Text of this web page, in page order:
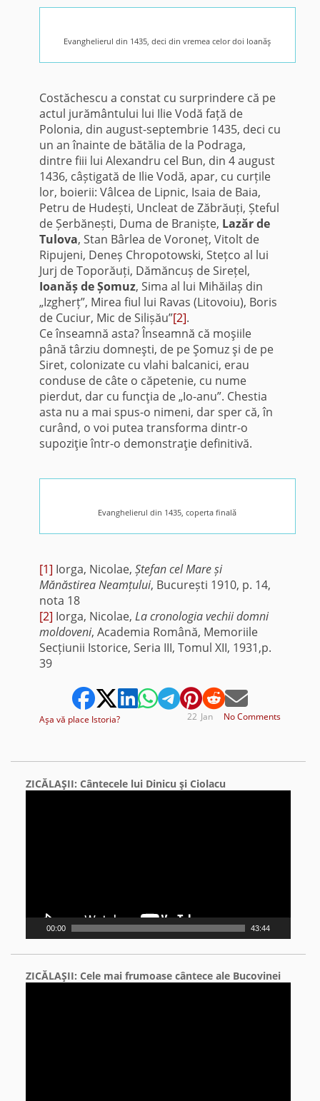
Evanghelierul din 1435, deci din vremea celor doi Ioanăş
Costăchescu a constat cu surprindere că pe
actul jurământului lui Ilie Vodă față de
Polonia, din august-septembrie 1435, deci cu
un an înainte de bătălia de la Podraga,
dintre fiii lui Alexandru cel Bun, din 4 august
1436, câștigată de Ilie Vodă, apar, cu curțile
lor, boierii: Vâlcea de Lipnic, Isaia de Baia,
Petru de Hudești, Uncleat de Zăbrăuți, Șteful
de Șerbănești, Duma de Braniște, Lazăr de
Tulova, Stan Bârlea de Voroneț, Vitolt de
Ripujeni, Deneș Chropotowski, Stețco al lui
Jurj de Toporăuți, Dămăncuș de Sirețel,
Ioanăș de Șomuz, Sima al lui Mihăilaș din
„Izgherț”, Mirea fiul lui Ravas (Litovoiu), Boris
de Cuciur, Mic de Silișău”[2].
Ce înseamnă asta? Înseamnă că moşiile
până târziu domneşti, de pe Şomuz şi de pe
Siret, colonizate cu vlahi balcanici, erau
conduse de câte o căpetenie, cu nume
pierdut, dar cu funcţia de „Io-anu”. Chestia
asta nu a mai spus-o nimeni, dar sper că, în
curând, o voi putea transforma dintr-o
supoziţie într-o demonstraţie definitivă.
Evanghelierul din 1435, coperta finală
[1] Iorga, Nicolae, Ștefan cel Mare și
Mănăstirea Neamțului, București 1910, p. 14,
nota 18
[2] Iorga, Nicolae, La cronologia vechii domni
moldoveni, Academia Română, Memoriile
Secțiunii Istorice, Seria III, Tomul XII, 1931,p.
39
Aşa vă place Istoria? No Comments
Jan
22
ZICĂLAŞII: Cântecele lui Dinicu şi Ciolacu
00:00 43:44
ZICĂLAŞII: Cele mai frumoase cântece ale Bucovinei